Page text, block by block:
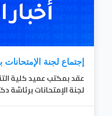
إجتماع لجنة الإمتحانات
عقد بمكتب عميد كلية
لجنة الإمتحانات برئاشة